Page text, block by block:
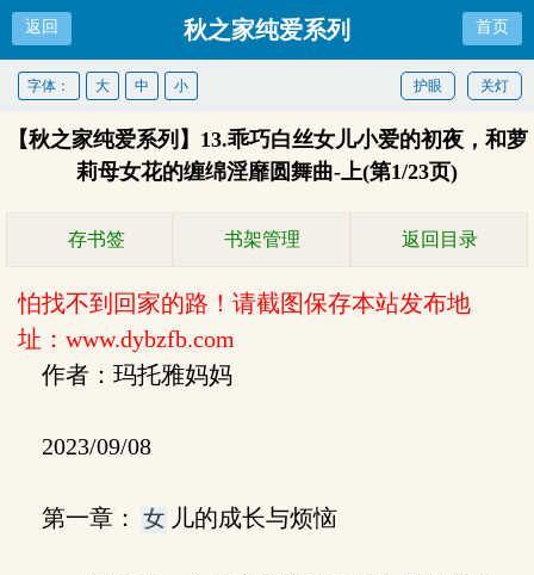
返回 秋之家纯爱系列 首页
关灯
护眼
字体： 大 中 小
【秋之家纯爱系列】13.乖巧白丝女儿小爱的初夜，和萝
莉母女花的缠绵淫靡圆舞曲-上(第1/23页)
存书签 书架管理 返回目录
怕找不到回家的路！请截图保存本站发布地
址：www.dybzfb.com
作者：玛托雅妈妈
2023/09/08
第一章： 儿的成长与烦恼